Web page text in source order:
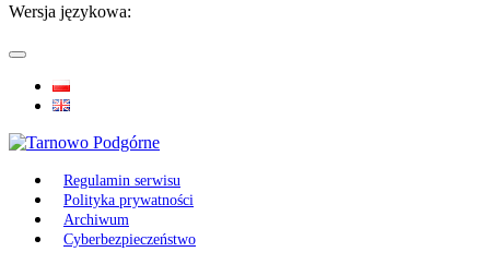
Wersja językowa:
Regulamin serwisu
Polityka prywatności
Archiwum
Cyberbezpieczeństwo